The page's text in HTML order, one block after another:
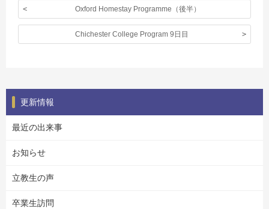
Oxford Homestay Programme（後半）
Chichester College Program 9日目
更新情報
最近の出来事
お知らせ
立教生の声
卒業生訪問